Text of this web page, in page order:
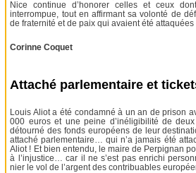
Nice continue d’honorer celles et ceux
interrompue, tout en affirmant sa volonté de
de fraternité et de paix qui avaient été
Corinne Coquet
Attaché parlementaire et
Louis Aliot a été condamné à un an de prison
000 euros et une peine d’inéligibilité de
détourné des fonds européens de leur
attaché parlementaire… qui n’a jamais été
Aliot ! Et bien entendu, le maire de Perpignan
à l’injustice… car il ne s’est pas enrichi
nier le vol de l’argent des contribuables